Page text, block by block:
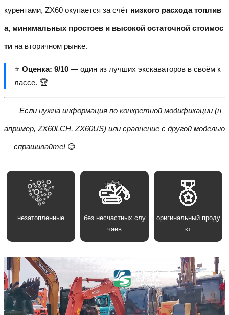
курентами, ZX60 окупается за счёт низкого расхода топлив
а, минимальных простоев и высокой остаточной стоимос
ти на вторичном рынке.
⭐ Оценка: 9/10 — один из лучших экскаваторов в своём к
лассе. 🏆
Если нужна информация по конкретной модификации (н
апример, ZX60LCH, ZX60US) или сравнение с другой моделью
— спрашивайте! 😊
незатопленные
без несчастных слу
чаев
оригинальный проду
кт